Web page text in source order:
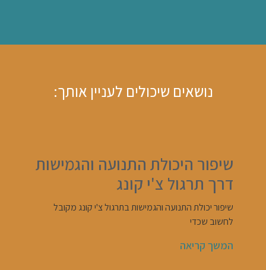
נושאים שיכולים לעניין אותך:
שיפור היכולת התנועה והגמישות
דרך תרגול צ'י קונג
שיפור יכולת התנועה והגמישות בתרגול צ'י קונג מקובל
לחשוב שכדי
המשך קריאה